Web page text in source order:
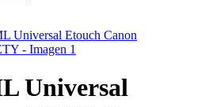
es:
Q332.00.
Universal